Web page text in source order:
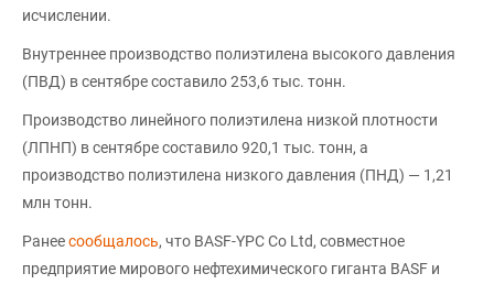
исчислении.
Внутреннее производство полиэтилена высокого давления
(ПВД) в сентябре составило 253,6 тыс. тонн.
Производство линейного полиэтилена низкой плотности
(ЛПНП) в сентябре составило 920,1 тыс. тонн, а
производство полиэтилена низкого давления (ПНД) — 1,21
млн тонн.
Ранеесообщалось, что BASF-YPC Co Ltd, совместное
предприятие мирового нефтехимического гиганта BASF и